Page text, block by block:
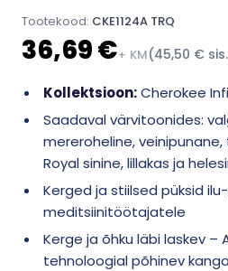
Tootekood: CKE1124A TRQ
36,69 €+ KM(45,50 €
Kollektsioon:Cherokee
Saadaval värvitoonides:
mereroheline,
Royal sinine, lillakas ja
Kerged ja stiilsed püksid
meditsiinitöötajatele
Kerge ja õhku läbi laskev –
tehnoloogial põhinev